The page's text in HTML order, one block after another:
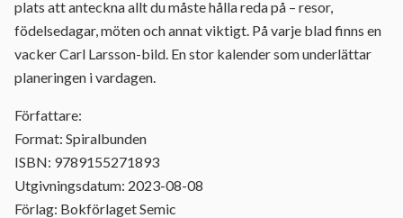
plats att anteckna allt du måste hålla reda på – resor,
födelsedagar, möten och annat viktigt. På varje blad finns en
vacker Carl Larsson-bild. En stor kalender som underlättar
planeringen i vardagen.
Författare:
Format: Spiralbunden
ISBN: 9789155271893
Utgivningsdatum: 2023-08-08
Förlag: Bokförlaget Semic